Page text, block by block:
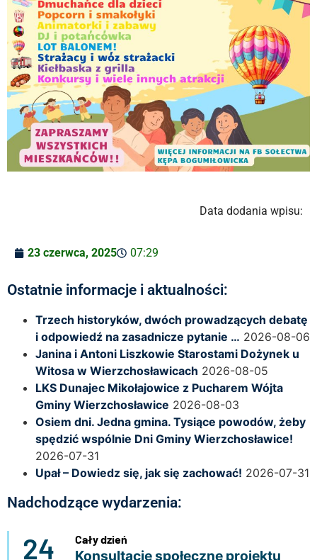
Data dodania wpisu:
23 czerwca, 2025 07:29
Ostatnie informacje i aktualności:
Trzech historyków, dwóch prowadzących debatę
i odpowiedź na zasadnicze pytanie … 2026-08-06
Janina i Antoni Liszkowie Starostami Dożynek u
Witosa w Wierzchosławicach 2026-08-05
LKS Dunajec Mikołajowice z Pucharem Wójta
Gminy Wierzchosławice 2026-08-03
Osiem dni. Jedna gmina. Tysiące powodów, żeby
spędzić wspólnie Dni Gminy Wierzchosławice!
2026-07-31
Upał – Dowiedz się, jak się zachować! 2026-07-31
Nadchodzące wydarzenia:
24 Cały dzień
Konsultacje społeczne projektu